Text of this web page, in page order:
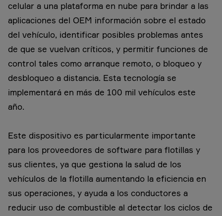
celular a una plataforma en nube para brindar a las
aplicaciones del OEM información sobre el estado
del vehículo, identificar posibles problemas antes
de que se vuelvan críticos, y permitir funciones de
control tales como arranque remoto, o bloqueo y
desbloqueo a distancia. Esta tecnología se
implementará en más de 100 mil vehículos este
año.
Este dispositivo es particularmente importante
para los proveedores de software para flotillas y
sus clientes, ya que gestiona la salud de los
vehículos de la flotilla aumentando la eficiencia en
sus operaciones, y ayuda a los conductores a
reducir uso de combustible al detectar los ciclos de